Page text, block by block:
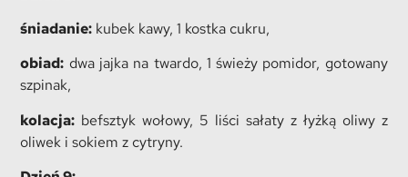
śniadanie: kubek kawy, 1 kostka cukru,
obiad: dwa jajka na twardo, 1 świeży pomidor, gotowany
szpinak,
kolacja: befsztyk wołowy, 5 liści sałaty z łyżką oliwy z
oliwek i sokiem z cytryny.